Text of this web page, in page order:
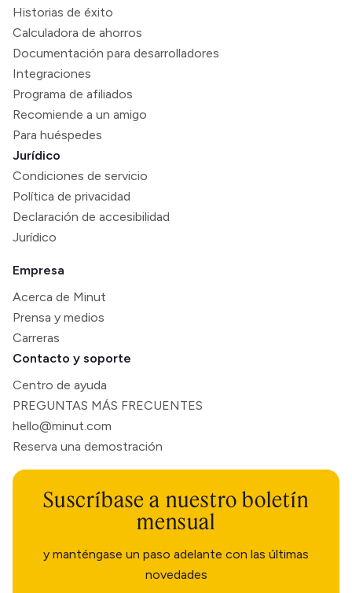
Historias de éxito
Calculadora de ahorros
Documentación para desarrolladores
Integraciones
Programa de afiliados
Recomiende a un amigo
Para huéspedes
Jurídico
Condiciones de servicio
Política de privacidad
Declaración de accesibilidad
Jurídico
Empresa
Acerca de Minut
Prensa y medios
Carreras
Contacto y soporte
Centro de ayuda
PREGUNTAS MÁS FRECUENTES
hello@minut.com
Reserva una demostración
Suscríbase a nuestro boletín
mensual
y manténgase un paso adelante con las últimas
novedades